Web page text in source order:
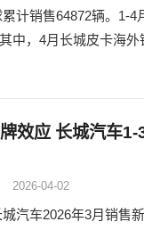
计销售64872辆。1-
中，4月长城皮卡海
效应 长城汽车
2026-04-02
汽车2026年3月销售